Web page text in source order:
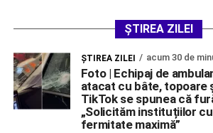
ȘTIREA ZILEI
ŞTIREA ZILEI acum 30 de
Foto | Echipaj de
atacat cu bâte, topoare
TikTok se spunea că
„Solicităm instituțiilor
fermitate maximă”